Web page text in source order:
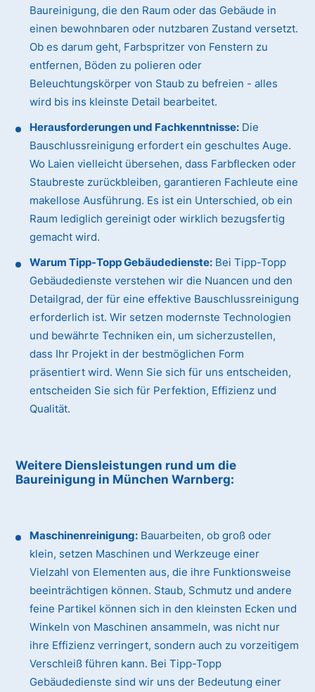
Baureinigung, die den Raum oder das Gebäude in
einen bewohnbaren oder nutzbaren Zustand versetzt.
Ob es darum geht, Farbspritzer von Fenstern zu
entfernen, Böden zu polieren oder
Beleuchtungskörper von Staub zu befreien - alles
wird bis ins kleinste Detail bearbeitet.
Herausforderungen und Fachkenntnisse: Die
Bauschlussreinigung erfordert ein geschultes Auge.
Wo Laien vielleicht übersehen, dass Farbflecken oder
Staubreste zurückbleiben, garantieren Fachleute eine
makellose Ausführung. Es ist ein Unterschied, ob ein
Raum lediglich gereinigt oder wirklich bezugsfertig
gemacht wird.
Warum Tipp-Topp Gebäudedienste: Bei Tipp-Topp
Gebäudedienste verstehen wir die Nuancen und den
Detailgrad, der für eine effektive Bauschlussreinigung
erforderlich ist. Wir setzen modernste Technologien
und bewährte Techniken ein, um sicherzustellen,
dass Ihr Projekt in der bestmöglichen Form
präsentiert wird. Wenn Sie sich für uns entscheiden,
entscheiden Sie sich für Perfektion, Effizienz und
Qualität.
Weitere Diensleistungen rund um die
Baureinigung in München Warnberg:
Maschinenreinigung: Bauarbeiten, ob groß oder
klein, setzen Maschinen und Werkzeuge einer
Vielzahl von Elementen aus, die ihre Funktionsweise
beeinträchtigen können. Staub, Schmutz und andere
feine Partikel können sich in den kleinsten Ecken und
Winkeln von Maschinen ansammeln, was nicht nur
ihre Effizienz verringert, sondern auch zu vorzeitigem
Verschleiß führen kann. Bei Tipp-Topp
Gebäudedienste sind wir uns der Bedeutung einer